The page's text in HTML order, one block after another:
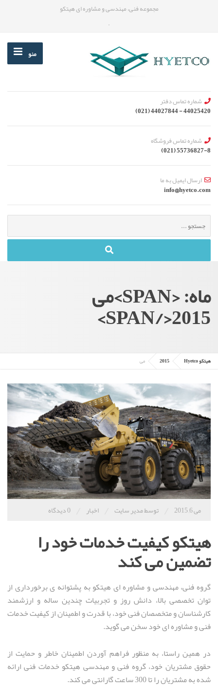
مجموعه فنی، مهندسی و مشاوره ای هیتکو
.
منو
شماره تماس دفتر
44025420 - 44027844 (021)
شماره تماس فروشگاه
55736827-8 (021)
ارسال ایمیل به ما
info@hyetco.com
جستجو
برای
:
ماه: <SPAN>می
2015</SPAN>
هیتکو Hyetco 2015 می
می 6, 2015 توسط مدیر سایت اخبار 0 دیدگاه
هیتکو کیفیت خدمات خود را
تضمین می کند
گروه فنی، مهندسی و مشاوره ای هیتکو به پشتوانه ی برخورداری از
توان تخصصی بالا، دانش روز و تجربیات چندین ساله و ارزشمند
کارشناسان و متخصصان فنی خود، با قدرت و اطمینان از کیفیت خدمات
فنی و مشاوره ای خود سخن می گوید.
در همین راستا، به منظور فراهم آوردن اطمینان خاطر و حمایت از
حقوق مشتریان خود، گروه فنی و مهندسی هیتکو خدمات فنی ارائه
شده به مشتریان را تا 300 ساعت گارانتی می کند.